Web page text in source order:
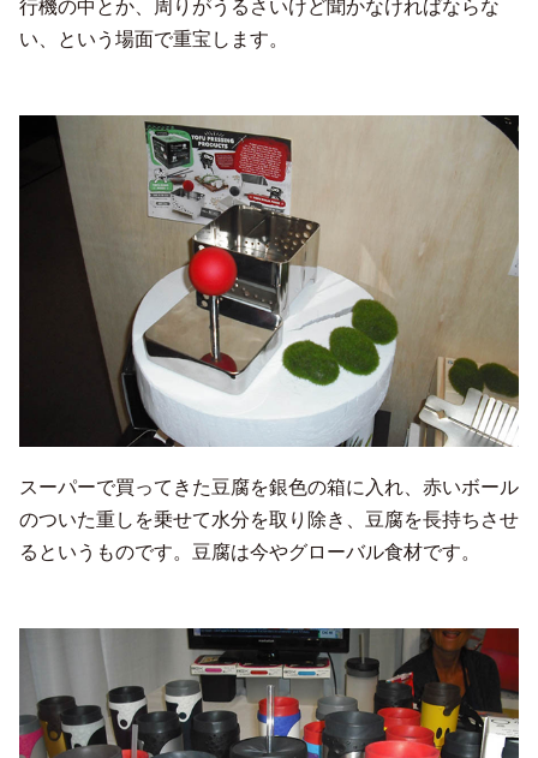
行機の中とか、周りがうるさいけど聞かなければならな
い、という場面で重宝します。
スーパーで買ってきた豆腐を銀色の箱に入れ、赤いボール
のついた重しを乗せて水分を取り除き、豆腐を長持ちさせ
るというものです。豆腐は今やグローバル食材です。